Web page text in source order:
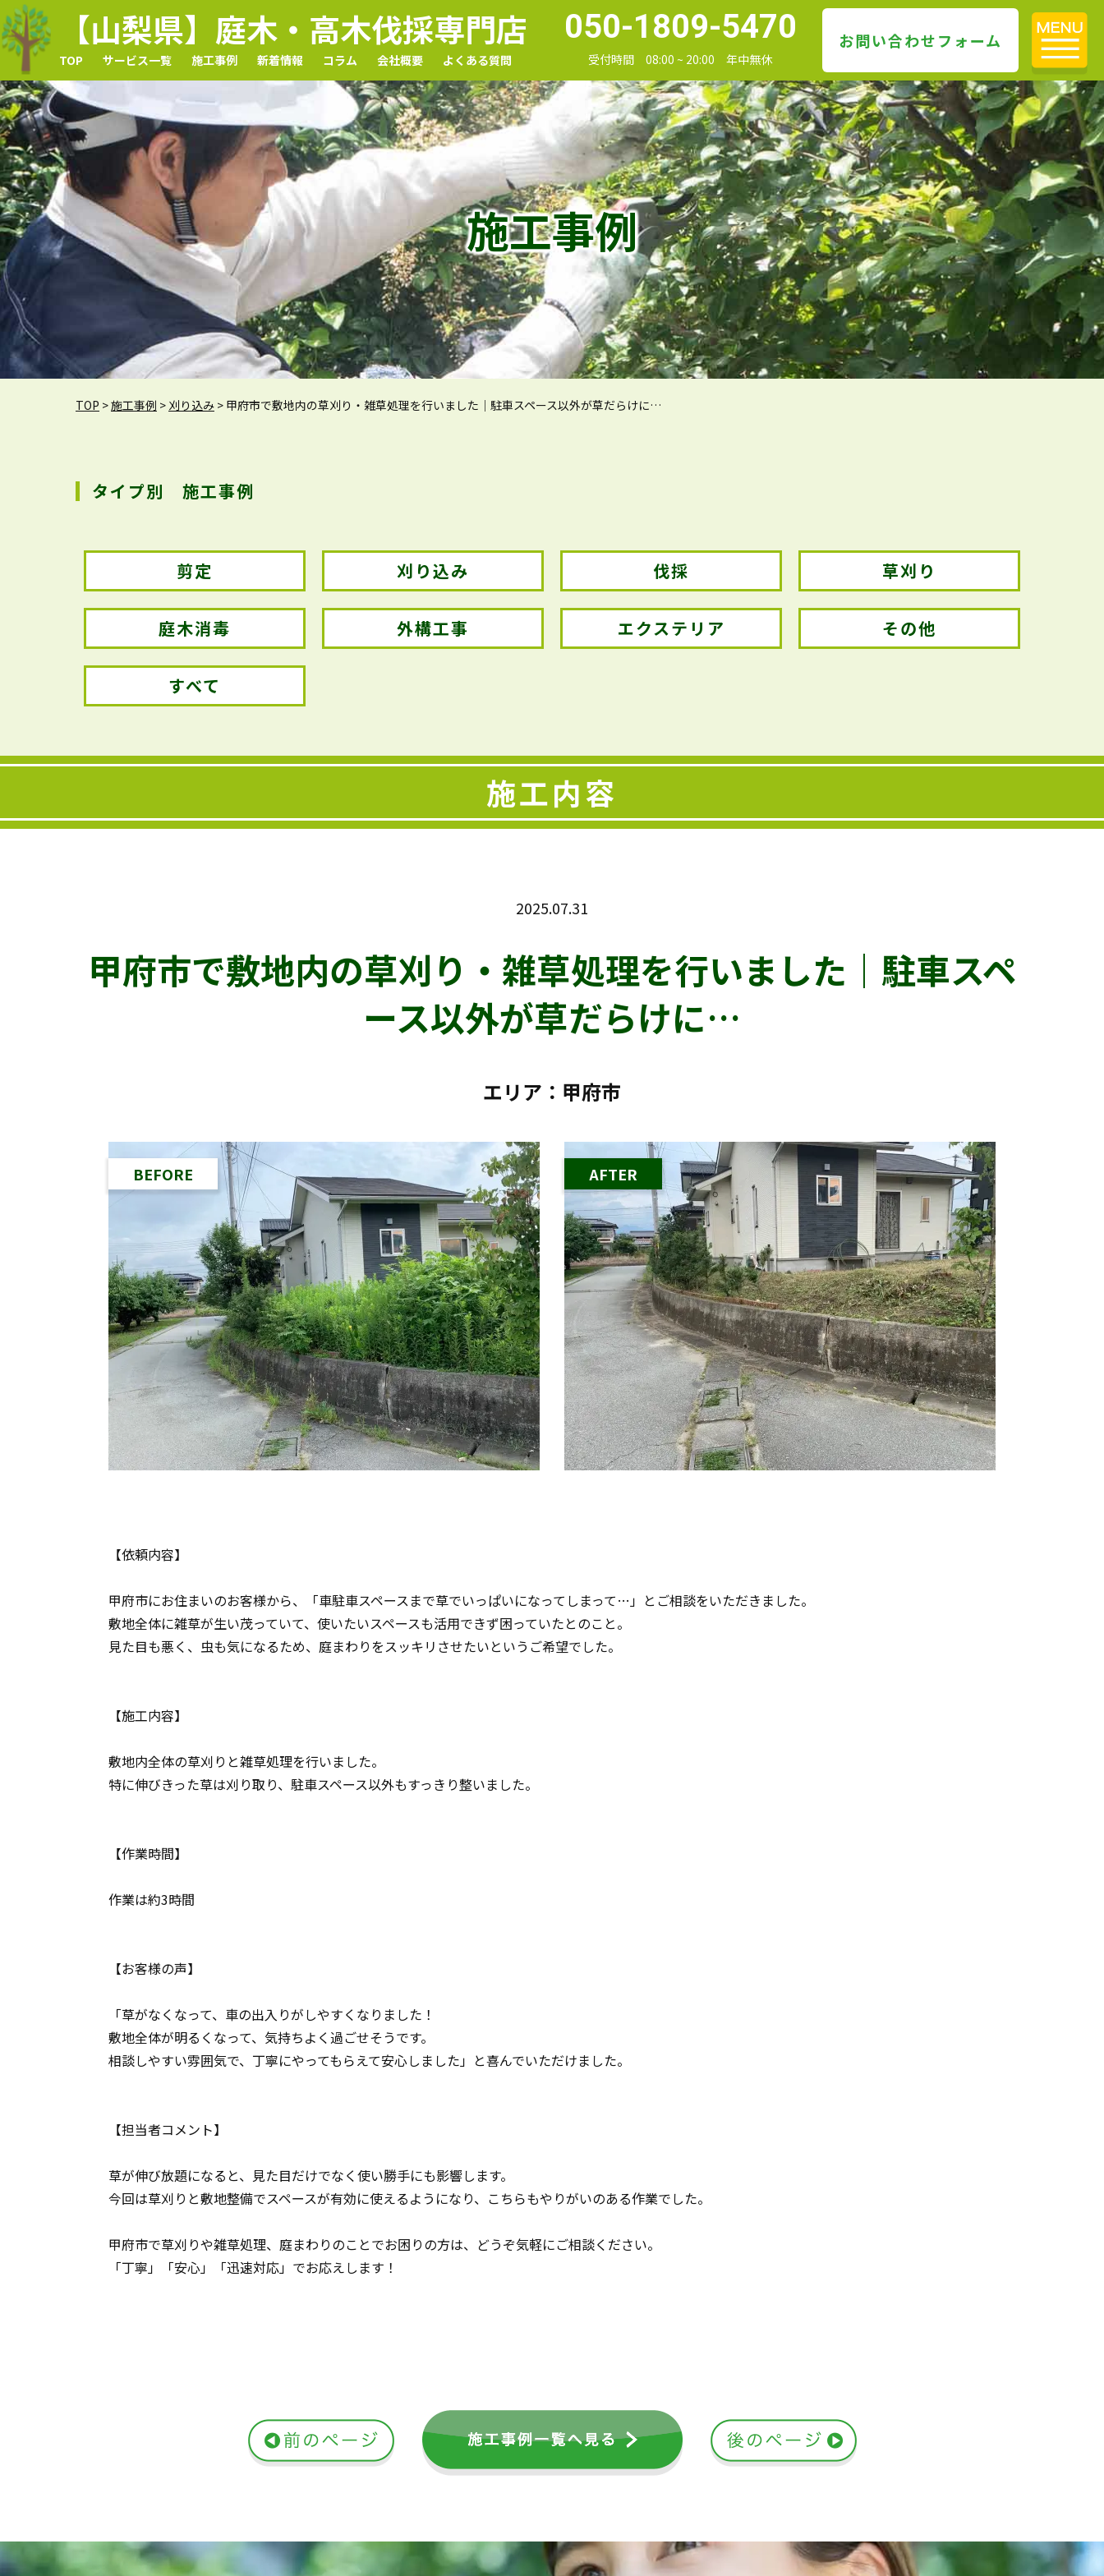
【山梨県】庭木・高木伐採専門店
TOP サービス一覧 施工事例 新着情報 コラム 会社概要 よくある質問
050-1809-5470
受付時間 08:00 ~ 20:00 年中無休
お問い合わせフォーム
施工事例
TOP >施工事例 > 刈り込み > 甲府市で敷地内の草刈り・雑草処理を行いました｜駐車スペース以外が草だらけに…
タイプ別 施工事例
剪定 刈り込み 伐採 草刈り
庭木消毒 外構工事 エクステリア その他
すべて
施工内容
2025.07.31
甲府市で敷地内の草刈り・雑草処理を行いました｜駐車スペ
ース以外が草だらけに…
エリア：甲府市
【依頼内容】
甲府市にお住まいのお客様から、「車駐車スペースまで草でいっぱいになってしまって…」とご相談をいただきました。
敷地全体に雑草が生い茂っていて、使いたいスペースも活用できず困っていたとのこと。
見た目も悪く、虫も気になるため、庭まわりをスッキリさせたいというご希望でした。
【施工内容】
敷地内全体の草刈りと雑草処理を行いました。
特に伸びきった草は刈り取り、駐車スペース以外もすっきり整いました。
【作業時間】
作業は約3時間
【お客様の声】
「草がなくなって、車の出入りがしやすくなりました！
敷地全体が明るくなって、気持ちよく過ごせそうです。
相談しやすい雰囲気で、丁寧にやってもらえて安心しました」と喜んでいただけました。
【担当者コメント】
草が伸び放題になると、見た目だけでなく使い勝手にも影響します。
今回は草刈りと敷地整備でスペースが有効に使えるようになり、こちらもやりがいのある作業でした。
甲府市で草刈りや雑草処理、庭まわりのことでお困りの方は、どうぞ気軽にご相談ください。
「丁寧」「安心」「迅速対応」でお応えします！